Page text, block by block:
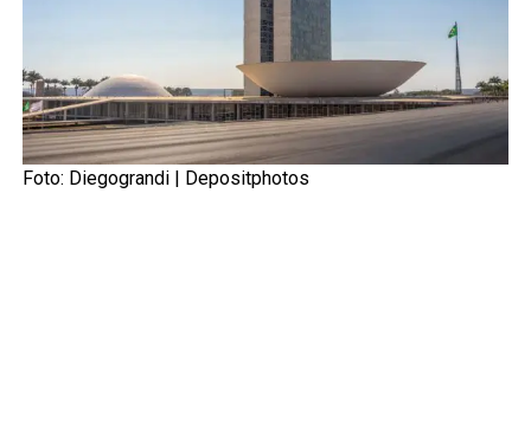
Foto: Diegograndi | Depositphotos